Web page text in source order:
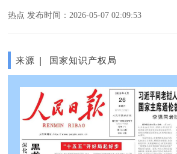
热点 发布时间：2026-05-07 02:09:53
来源 | 国家知识产权局